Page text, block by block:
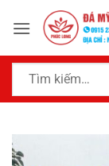
qua
dung
Tìm